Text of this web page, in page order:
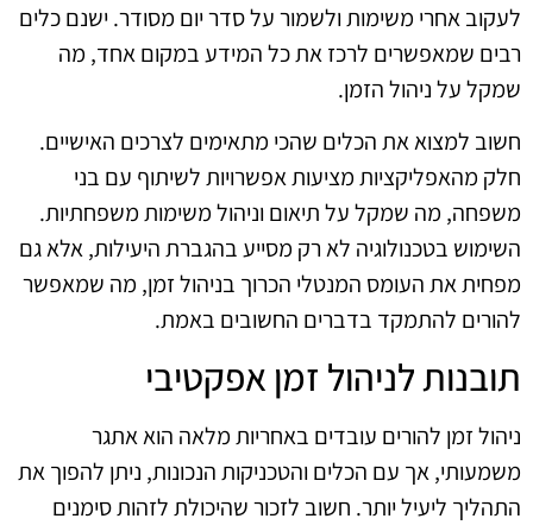
לעקוב אחרי משימות ולשמור על סדר יום מסודר. ישנם כלים
רבים שמאפשרים לרכז את כל המידע במקום אחד, מה
שמקל על ניהול הזמן.
חשוב למצוא את הכלים שהכי מתאימים לצרכים האישיים.
חלק מהאפליקציות מציעות אפשרויות לשיתוף עם בני
משפחה, מה שמקל על תיאום וניהול משימות משפחתיות.
השימוש בטכנולוגיה לא רק מסייע בהגברת היעילות, אלא גם
מפחית את העומס המנטלי הכרוך בניהול זמן, מה שמאפשר
להורים להתמקד בדברים החשובים באמת.
תובנות לניהול זמן אפקטיבי
ניהול זמן להורים עובדים באחריות מלאה הוא אתגר
משמעותי, אך עם הכלים והטכניקות הנכונות, ניתן להפוך את
התהליך ליעיל יותר. חשוב לזכור שהיכולת לזהות סימנים